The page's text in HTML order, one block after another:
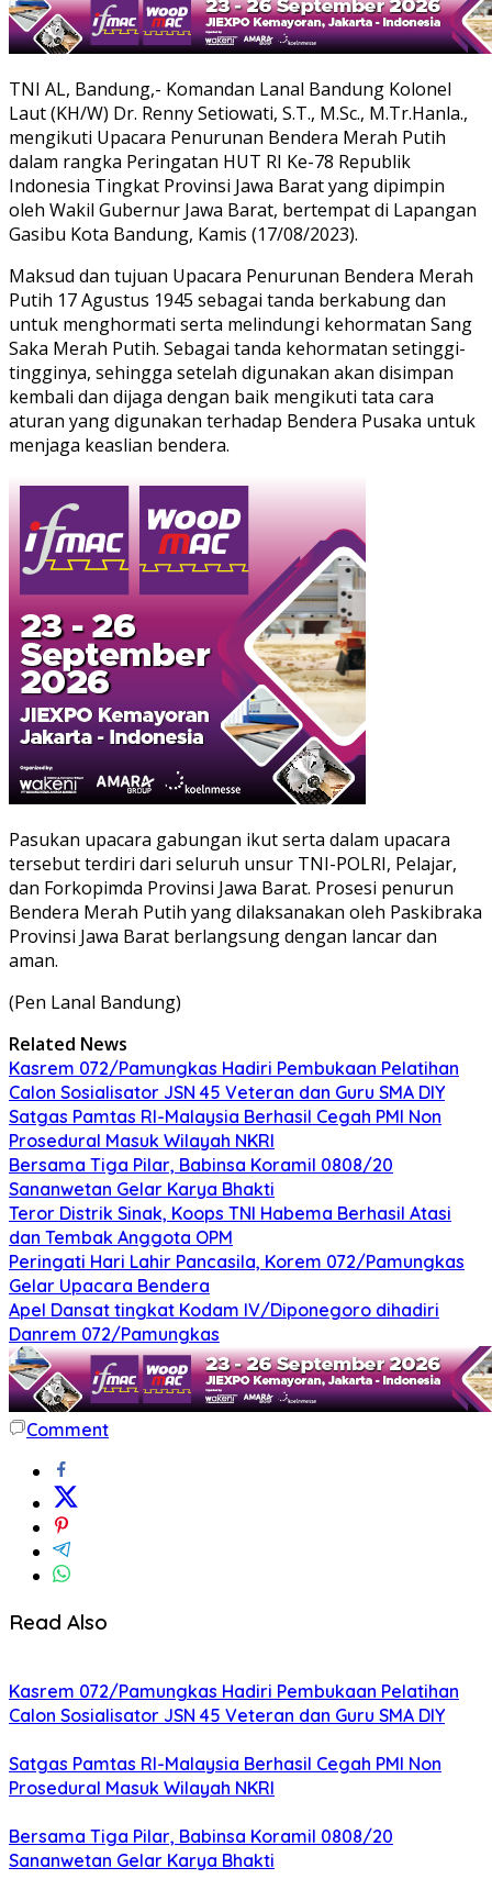
TNI AL, Bandung,- Komandan Lanal Bandung Kolonel
Laut (KH/W) Dr. Renny Setiowati, S.T., M.Sc., M.Tr.Hanla.,
mengikuti Upacara Penurunan Bendera Merah Putih
dalam rangka Peringatan HUT RI Ke-78 Republik
Indonesia Tingkat Provinsi Jawa Barat yang dipimpin
oleh Wakil Gubernur Jawa Barat, bertempat di Lapangan
Gasibu Kota Bandung, Kamis (17/08/2023).
Maksud dan tujuan Upacara Penurunan Bendera Merah
Putih 17 Agustus 1945 sebagai tanda berkabung dan
untuk menghormati serta melindungi kehormatan Sang
Saka Merah Putih. Sebagai tanda kehormatan setinggi-
tingginya, sehingga setelah digunakan akan disimpan
kembali dan dijaga dengan baik mengikuti tata cara
aturan yang digunakan terhadap Bendera Pusaka untuk
menjaga keaslian bendera.
Pasukan upacara gabungan ikut serta dalam upacara
tersebut terdiri dari seluruh unsur TNI-POLRI, Pelajar,
dan Forkopimda Provinsi Jawa Barat. Prosesi penurun
Bendera Merah Putih yang dilaksanakan oleh Paskibraka
Provinsi Jawa Barat berlangsung dengan lancar dan
aman.
(Pen Lanal Bandung)
Related News
Kasrem 072/Pamungkas Hadiri Pembukaan Pelatihan
Calon Sosialisator JSN 45 Veteran dan Guru SMA DIY
Satgas Pamtas RI-Malaysia Berhasil Cegah PMI Non
Prosedural Masuk Wilayah NKRI
Bersama Tiga Pilar, Babinsa Koramil 0808/20
Sananwetan Gelar Karya Bhakti
Teror Distrik Sinak, Koops TNI Habema Berhasil Atasi
dan Tembak Anggota OPM
Peringati Hari Lahir Pancasila, Korem 072/Pamungkas
Gelar Upacara Bendera
Apel Dansat tingkat Kodam lV/Diponegoro dihadiri
Danrem 072/Pamungkas
Comment
Read Also
Kasrem 072/Pamungkas Hadiri Pembukaan Pelatihan
Calon Sosialisator JSN 45 Veteran dan Guru SMA DIY
Satgas Pamtas RI-Malaysia Berhasil Cegah PMI Non
Prosedural Masuk Wilayah NKRI
Bersama Tiga Pilar, Babinsa Koramil 0808/20
Sananwetan Gelar Karya Bhakti